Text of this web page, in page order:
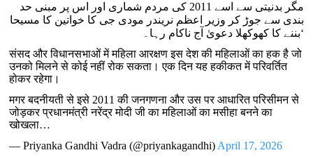
مگر بدنیتی سے اسے 2011 کی مردم شماری اور اس پر مبنی حد
بندی سے جوڑ کر وزیر اعظم نریندر مودی جی کا خواتین کا مسیحا
بننے کا کھوکھلا دعویٰ آج ناکام رہا۔‘
संसद और विधानसभाओं में महिला आरक्षण इस देश की महिलाओं का हक है जो
उनको मिलने से कोई नहीं रोक सकता। एक दिन यह हकीकत में परिवर्तित
होकर रहेगा।
मगर बदनीयती से इसे 2011 की जनगणना और उस पर आधारित परिसीमन से
जोड़कर प्रधानमंत्री नरेंद्र मोदी जी का महिलाओं का मसीहा बनने का
खोखला…
— Priyanka Gandhi Vadra (@priyankagandhi) April 17, 2026